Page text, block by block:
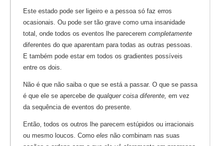
Este estado pode ser ligeiro e a pessoa só faz erros
ocasionais. Ou pode ser tão grave como uma insanidade
total, onde todos os eventos lhe parecerem completamente
diferentes do que aparentam para todas as outras pessoas.
E também pode estar em todos os gradientes possíveis
entre os dois.
Não é que não saiba o que se está a passar. O que se passa
é que ele se apercebe de qualquer coisa diferente, em vez
da sequência de eventos do presente.
Então, todos os outros lhe parecem estúpidos ou irracionais
ou mesmo loucos. Como eles não combinam nas suas